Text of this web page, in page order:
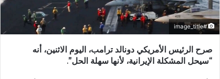
#image_title
صرح الرئيس الأمريكي دونالد ترامب، اليوم الاثنين، أنه
“سيحل المشكلة الإيرانية، لأنها سهلة الحل”.